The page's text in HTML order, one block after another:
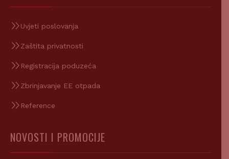
Uvjeti poslovanja
Zaštita privatnosti
Registracija poduzeća
Zbrinjavanje EE otpada
Reference
NOVOSTI I PROMOCIJE